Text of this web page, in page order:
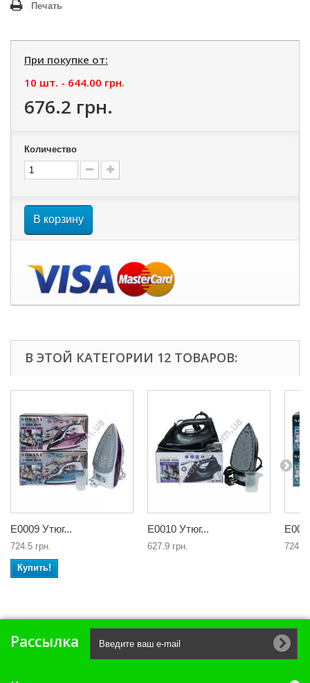
Печать
При покупке от:
10 шт. - 644.00 грн.
676.2 грн.
Количество
В корзину
В ЭТОЙ КАТЕГОРИИ 12 ТОВАРОВ:
Е0009 Утюг...
724.5 грн.
Купить!
Е0010 Утюг...
627.9 грн. 724.5
Рассылка